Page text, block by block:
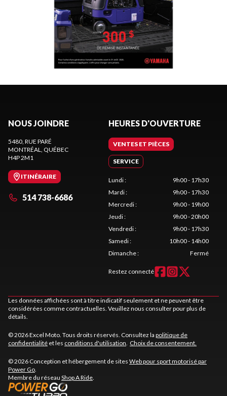
NOUS JOINDRE
5480, RUE PARÉ
MONTRÉAL, QUÉBEC
H4P 2M1
ITINÉRAIRE
514 738-6686
HEURES D'OUVERTURE
VENTES ET PIÈCES
SERVICE
Lundi:
9h00 - 17h30
Mardi:
9h00 - 17h30
Mercredi:
9h00 - 19h00
Jeudi:
9h00 - 20h00
Vendredi:
9h00 - 17h30
Samedi:
10h00 - 14h00
Dimanche: Fermé
Restez connecté
Les données affichées sont à titre indicatif seulement et ne peuvent être
considérées comme contractuelles. Veuillez nous consulter pour plus de
détails.
© 2026 Excel Moto. Tous droits réservés. Consultez la politique de
confidentialité et les conditions d'utilisation. Choix de consentement.
© 2026 Conception et hébergement de sites Web pour sport motorisé par
Power Go.
Membre du réseau Shop A Ride.